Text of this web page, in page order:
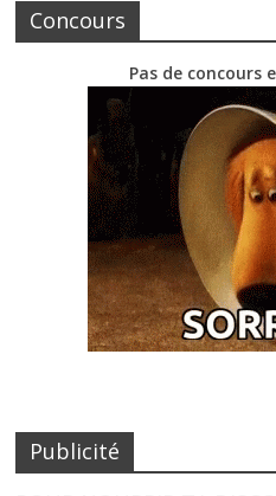
Concours
Pas de concours
Publicité